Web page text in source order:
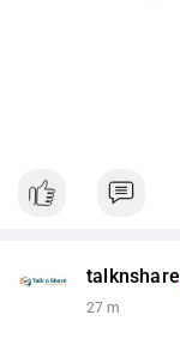
talknshare
27 m